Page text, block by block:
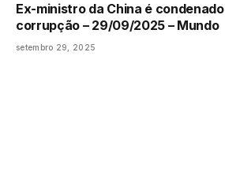
Ex-ministro da China é
corrupção – 29/09/2025 – Mundo
setembro 29, 2025